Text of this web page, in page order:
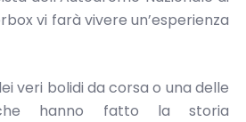
vi farà vivere un’esperienza
veri bolidi da corsa o una delle
hanno fatto la storia